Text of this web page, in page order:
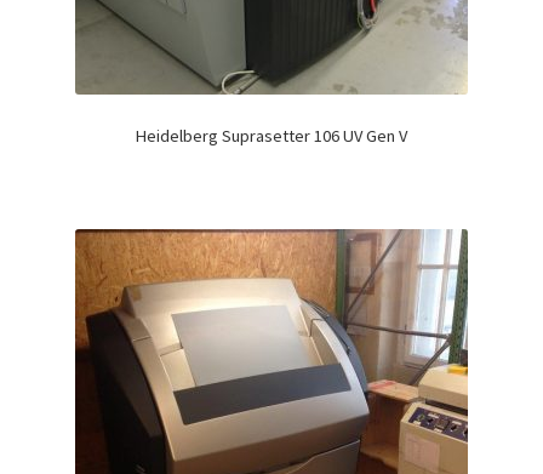
Heidelberg Suprasetter 106 UV Gen V